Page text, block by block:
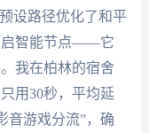
设路径优化了和平
启智能节点——它
我在柏林的宿舍
用30秒，平均延
音游戏分流”，确